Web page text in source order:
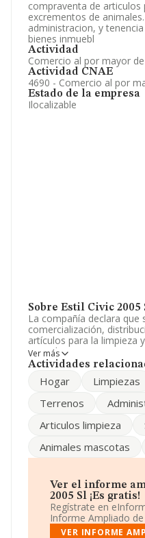
compraventa de articulos
excrementos de
administracion, y
bienes inmuebl
Actividad
Comercio al por mayor
Actividad CNAE
4690 - Comercio al por
Estado de la empresa
Ilocalizable
Sobre Estil Civic 2005
La compañía declara que
comercialización,
artículos para la limpieza
animales. compra, venta,
tenencia de todo tipo de
es 'Comercio al por
exportación.
Para ponerse en
La compañíaEstil Civic
Sant Feliu De Llobregat,
En relación con el sector
hasta 27.708 empresas,
nacional alcanza los
Ver más
Actividades
Hogar Limpiezas
Terrenos
Articulos limpieza
Animales mascotas
Ver el informe
2005 Sl ¡Es gratis!
Regístrate en
Informe Ampliado
VER INFORME